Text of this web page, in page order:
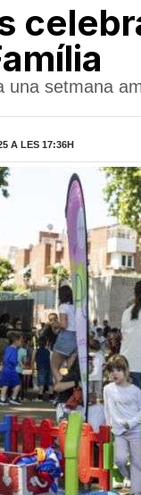
setmana
A LES 17:36H